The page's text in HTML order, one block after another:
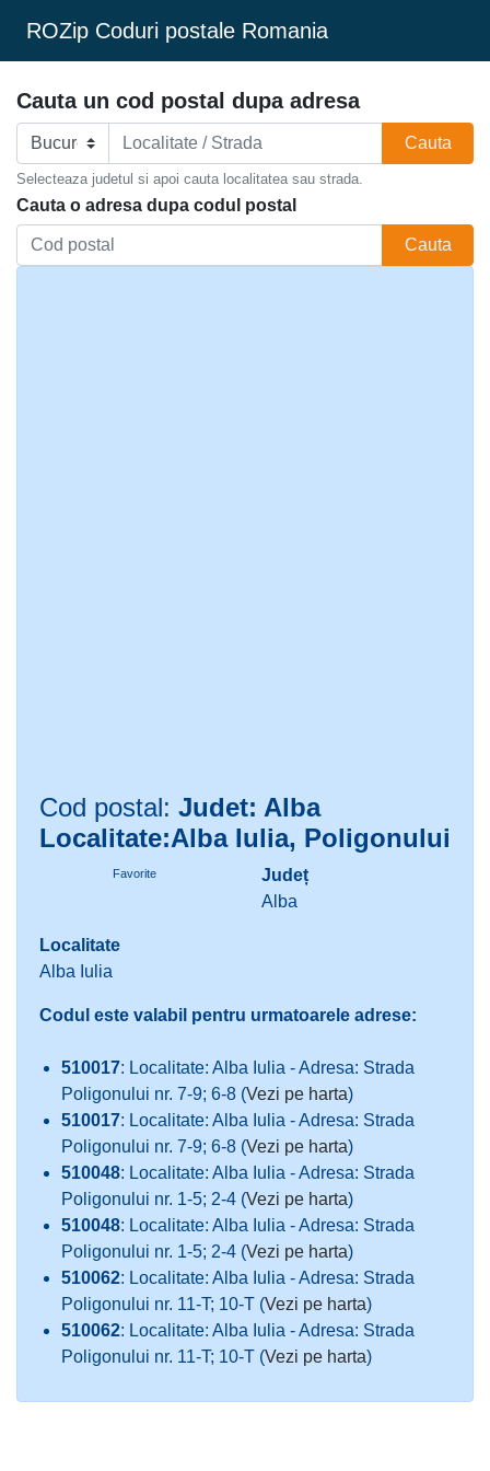
ROZip Coduri postale Romania
Cauta un cod postal dupa adresa
Cauta
Selecteaza judetul si apoi cauta localitatea sau strada.
Cauta o adresa dupa codul postal
Cauta
Cod postal: Judet: Alba
Localitate:Alba Iulia, Poligonului
Favorite
Județ
Alba
Localitate
Alba Iulia
Codul este valabil pentru urmatoarele adrese:
510017: Localitate: Alba Iulia - Adresa: Strada
Poligonului nr. 7-9; 6-8 (Vezi pe harta)
510017: Localitate: Alba Iulia - Adresa: Strada
Poligonului nr. 7-9; 6-8 (Vezi pe harta)
510048: Localitate: Alba Iulia - Adresa: Strada
Poligonului nr. 1-5; 2-4 (Vezi pe harta)
510048: Localitate: Alba Iulia - Adresa: Strada
Poligonului nr. 1-5; 2-4 (Vezi pe harta)
510062: Localitate: Alba Iulia - Adresa: Strada
Poligonului nr. 11-T; 10-T (Vezi pe harta)
510062: Localitate: Alba Iulia - Adresa: Strada
Poligonului nr. 11-T; 10-T (Vezi pe harta)